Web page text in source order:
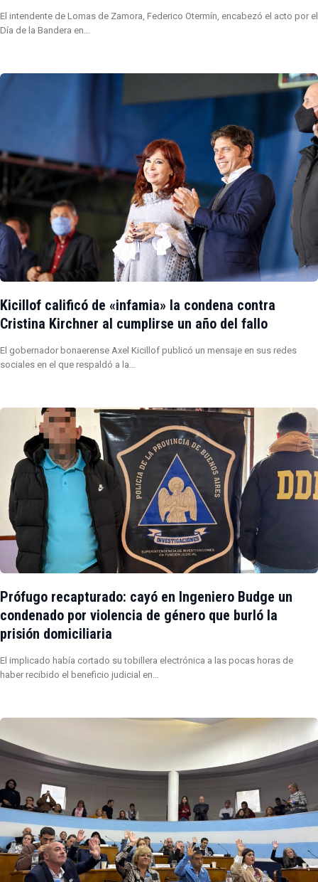
El intendente de Lomas de Zamora, Federico Otermín, encabezó el acto por el
Día de la Bandera en…
Kicillof calificó de «infamia» la condena contra
Cristina Kirchner al cumplirse un año del fallo
El gobernador bonaerense Axel Kicillof publicó un mensaje en sus redes
sociales en el que respaldó a la…
Prófugo recapturado: cayó en Ingeniero Budge un
condenado por violencia de género que burló la
prisión domiciliaria
El implicado había cortado su tobillera electrónica a las pocas horas de
haber recibido el beneficio judicial en…